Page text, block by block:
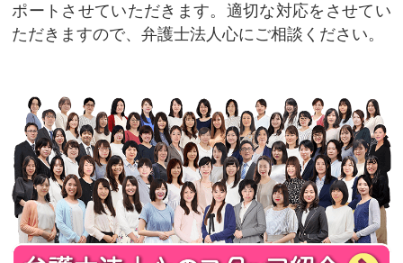
ポートさせていただきます。適切な対応をさせてい
ただきますので、弁護士法人心にご相談ください。